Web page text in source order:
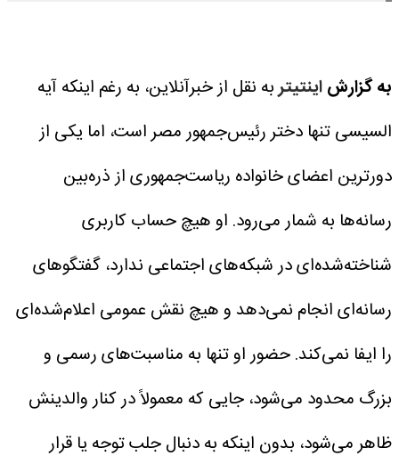
به گزارشاینتیتربه نقل از خبرآنلاین، به رغم اینکه آیه
السیسی تنها دختر رئیس‌جمهور مصر است، اما یکی از
دورترین اعضای خانواده ریاست‌جمهوری از ذره‌بین
رسانه‌ها به شمار می‌رود. او هیچ حساب کاربری
شناخته‌شده‌ای در شبکه‌های اجتماعی ندارد، گفتگوهای
رسانه‌ای انجام نمی‌دهد و هیچ نقش عمومی اعلام‌شده‌ای
را ایفا نمی‌کند.حضور او تنها به مناسبت‌های رسمی و
بزرگ محدود می‌شود، جایی که معمولاً در کنار والدینش
ظاهر می‌شود، بدون اینکه به دنبال جلب توجه یا قرار